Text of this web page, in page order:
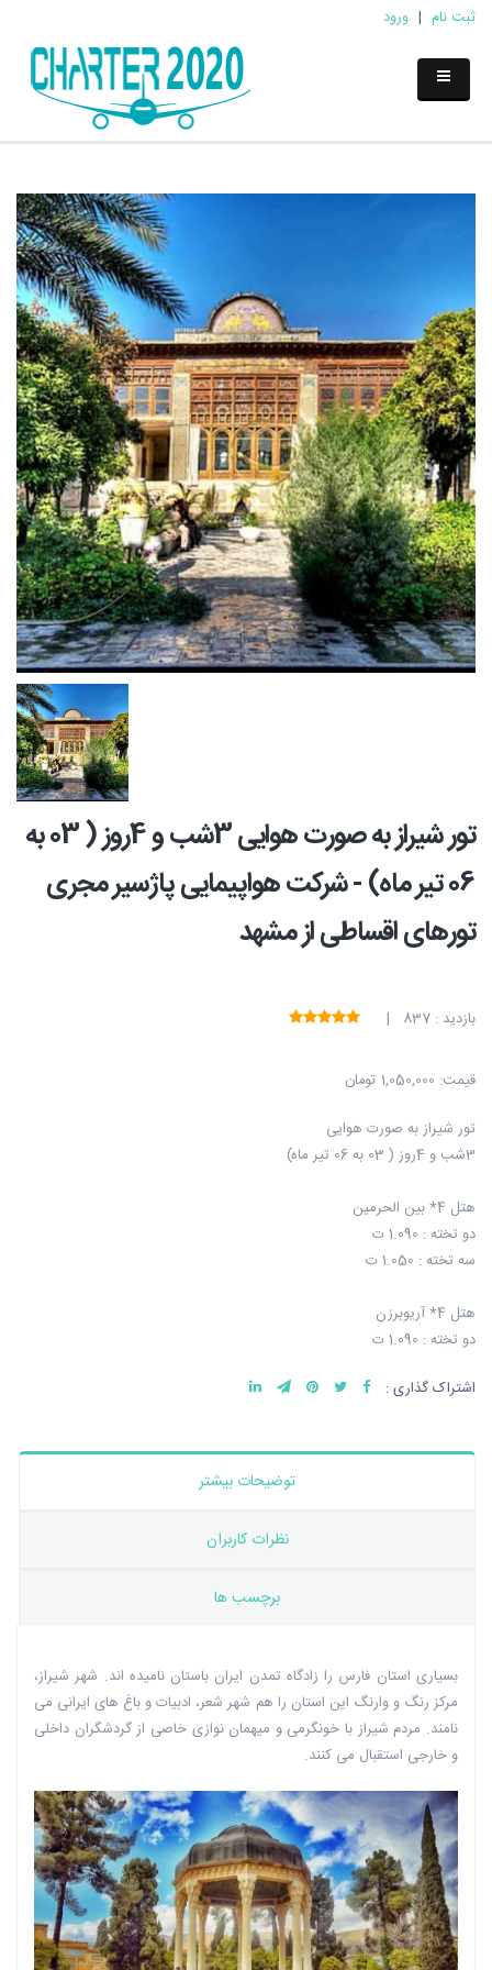
ثبت نام | ورود
تور شیراز به صورت هوایی 3شب و 4روز ( 03 به
06 تیر ماه) - شرکت هواپیمایی پاژسیر مجری
تورهای اقساطی از مشهد
بازدید : 837 |
قیمت: 1,050,000 تومان
تور شیراز به صورت هوایی
3شب و 4روز ( 03 به 06 تیر ماه)
هتل 4* بین الحرمین
دو تخته : 1.090 ت
سه تخته : 1.050 ت
هتل 4* آریوبرزن
دو تخته : 1.090 ت
اشتراک گذاری :
توضیحات بیشتر
نظرات کاربران
برچسب ها
بسیاری استان فارس را زادگاه تمدن ایران باستان نامیده اند. شهر شیراز،
مرکز رنگ و وارنگ این استان را هم شهر شعر، ادبیات و باغ های ایرانی می
نامند. مردم شیراز با خونگرمی و میهمان نوازی خاصی از گردشگران داخلی
و خارجی استقبال می کنند.